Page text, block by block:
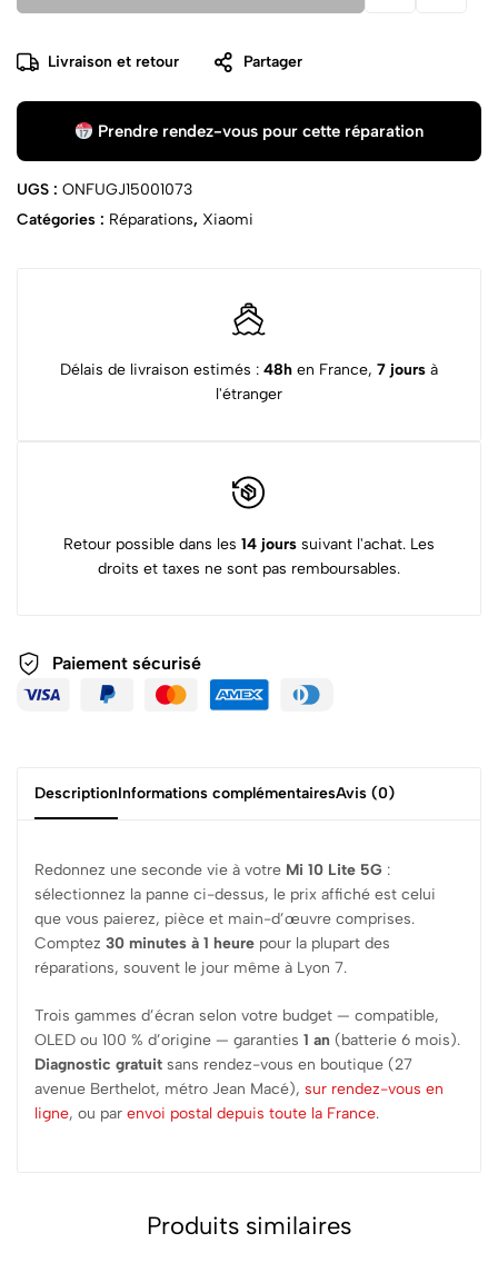
Livraison et retour Partager
Prendre rendez-vous pour cette réparation
UGS : ONFUGJ15001073
Catégories : Réparations, Xiaomi
Délais de livraison estimés : 48h en France, 7 jours à
l'étranger
Retour possible dans les 14 jours suivant l'achat. Les
droits et taxes ne sont pas remboursables.
Paiement sécurisé
DescriptionInformations complémentairesAvis (0)
Redonnez une seconde vie à votre Mi 10 Lite 5G :
sélectionnez la panne ci-dessus, le prix affiché est celui
que vous paierez, pièce et main-d’œuvre comprises.
Comptez 30 minutes à 1 heure pour la plupart des
réparations, souvent le jour même à Lyon 7.
Trois gammes d’écran selon votre budget — compatible,
OLED ou 100 % d’origine — garanties 1 an (batterie 6 mois).
Diagnostic gratuit sans rendez-vous en boutique (27
avenue Berthelot, métro Jean Macé), sur rendez-vous en
ligne, ou par envoi postal depuis toute la France.
Produits similaires